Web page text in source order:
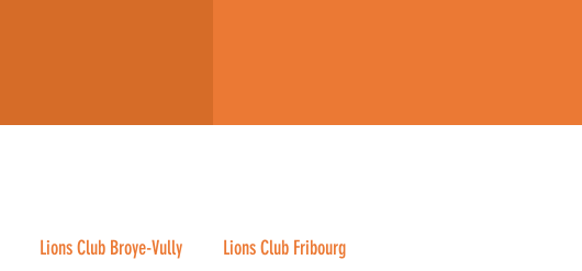
Lions Club Broye-Vully Lions Club Fribourg